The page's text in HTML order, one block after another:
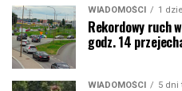
WIADOMOŚCI 1
Rekordowy ruch
godz. 14
WIADOMOŚCI 5 dni